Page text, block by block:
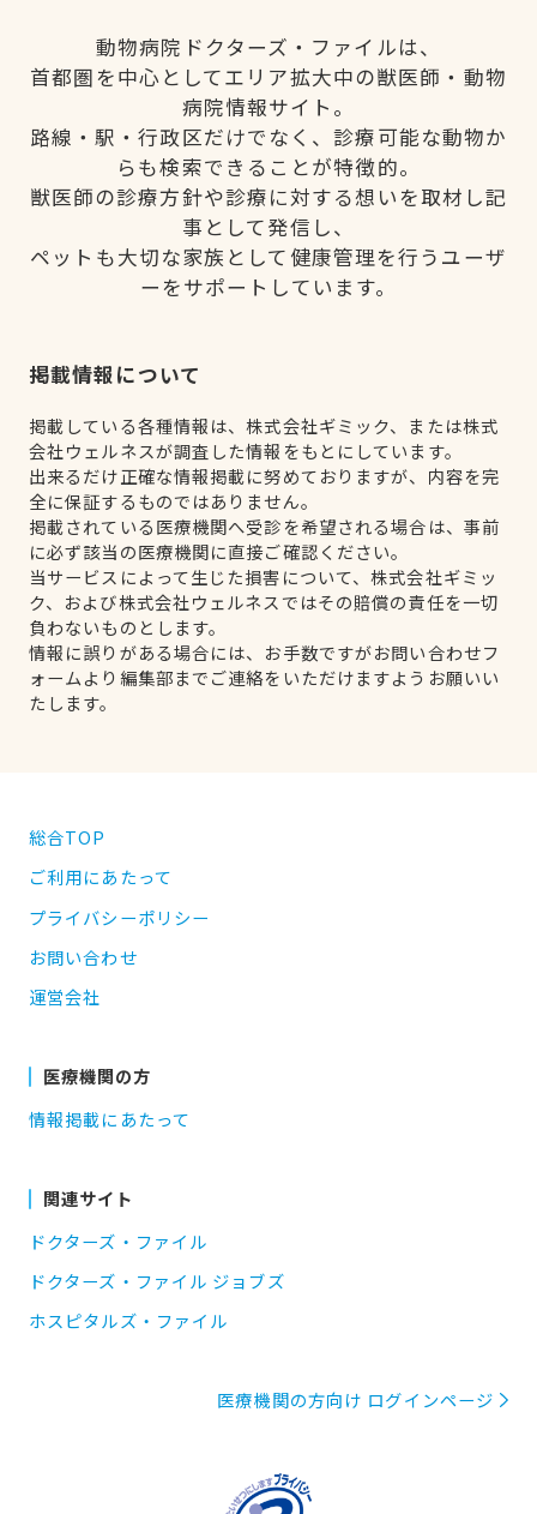
動物病院ドクターズ・ファイルは、
首都圏を中心としてエリア拡大中の獣医師・動物
病院情報サイト。
路線・駅・行政区だけでなく、診療可能な動物か
らも検索できることが特徴的。
獣医師の診療方針や診療に対する想いを取材し記
事として発信し、
ペットも大切な家族として健康管理を行うユーザ
ーをサポートしています。
掲載情報について
掲載している各種情報は、株式会社ギミック、または株式
会社ウェルネスが調査した情報をもとにしています。
出来るだけ正確な情報掲載に努めておりますが、内容を完
全に保証するものではありません。
掲載されている医療機関へ受診を希望される場合は、事前
に必ず該当の医療機関に直接ご確認ください。
当サービスによって生じた損害について、株式会社ギミッ
ク、および株式会社ウェルネスではその賠償の責任を一切
負わないものとします。
情報に誤りがある場合には、お手数ですがお問い合わせフ
ォームより編集部までご連絡をいただけますようお願いい
たします。
総合TOP
ご利用にあたって
プライバシーポリシー
お問い合わせ
運営会社
医療機関の方
情報掲載にあたって
関連サイト
ドクターズ・ファイル
ドクターズ・ファイル ジョブズ
ホスピタルズ・ファイル
医療機関の方向け ログインページ